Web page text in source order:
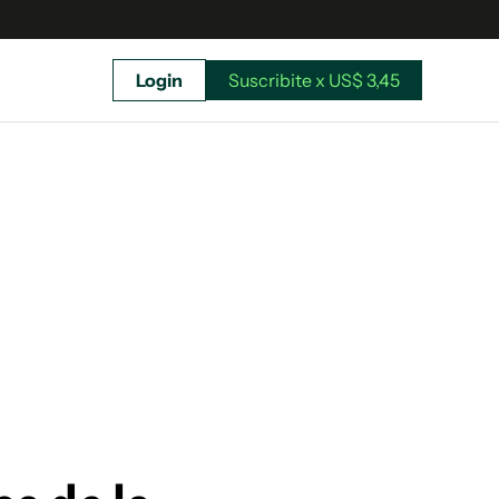
Suscribite x US$ 3,45
Login Suscribite x US$ 3,45